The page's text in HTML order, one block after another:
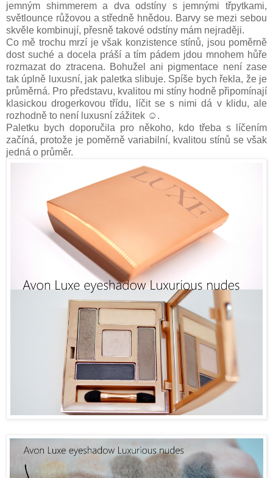
jemným shimmerem a dva odstíny s jemnými třpytkami,
světlounce růžovou a středně hnědou. Barvy se mezi sebou
skvěle kombinují, přesně takové odstíny mám nejraději.
Co mě trochu mrzí je však konzistence stínů, jsou poměrně
dost suché a docela práší a tím pádem jdou mnohem hůře
rozmazat do ztracena. Bohužel ani pigmentace není zase
tak úplně luxusní, jak paletka slibuje. Spíše bych řekla, že je
průměrná. Pro představu, kvalitou mi stíny hodně připomínají
klasickou drogerkovou třídu, líčit se s nimi dá v klidu, ale
rozhodně to není luxusní zážitek ☺.
Paletku bych doporučila pro někoho, kdo třeba s líčením
začíná, protože je poměrně variabilní, kvalitou stínů se však
jedná o průměr.